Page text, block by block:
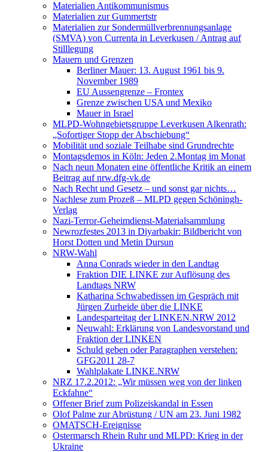
Materialien Antikommunismus
Materialien zur Gummertstr
Materialien zur Sondermüllverbrennungsanlage
(SMVA) von Currenta in Leverkusen / Antrag auf
Stilllegung
Mauern und Grenzen
Berliner Mauer: 13. August 1961 bis 9.
November 1989
EU Aussengrenze – Frontex
Grenze zwischen USA und Mexiko
Mauer in Israel
MLPD-Wohngebietsgruppe Leverkusen Alkenrath:
„Sofortiger Stopp der Abschiebung“
Mobilität und soziale Teilhabe sind Grundrechte
Montagsdemos in Köln: Jeden 2.Montag im Monat
Nach neun Monaten eine öffentliche Kritik an einem
Beitrag auf nrw.dfg-vk.de
Nach Recht und Gesetz – und sonst gar nichts…
Nachlese zum Prozeß – MLPD gegen Schöningh-
Verlag
Nazi-Terror-Geheimdienst-Materialsammlung
Newrozfestes 2013 in Diyarbakir: Bildbericht von
Horst Dotten und Metin Dursun
NRW-Wahl
Anna Conrads wieder in den Landtag
Fraktion DIE LINKE zur Auflösung des
Landtags NRW
Katharina Schwabedissen im Gespräch mit
Jürgen Zurheide über die LINKE
Landesparteitag der LINKEN.NRW 2012
Neuwahl: Erklärung von Landesvorstand und
Fraktion der LINKEN
Schuld geben oder Paragraphen verstehen:
GFG2011 28-7
Wahlplakate LINKE.NRW
NRZ 17.2.2012: „Wir müssen weg von der linken
Eckfahne“
Offener Brief zum Polizeiskandal in Essen
Olof Palme zur Abrüstung / UN am 23. Juni 1982
OMATSCH-Ereignisse
Ostermarsch Rhein Ruhr und MLPD: Krieg in der
Ukraine